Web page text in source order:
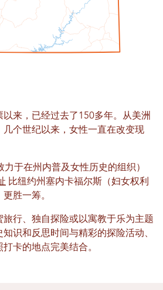
以来，已经过去了150多年。从美洲
几个世纪以来，女性一直在改变现
于在州内普及女性历史的组织）
比纽约州塞内卡福尔斯（妇女权利
更胜一筹。
行、独自探险或以寓教于乐为主题
识和反思时间与精彩的探险活动、
卡的地点完美结合。